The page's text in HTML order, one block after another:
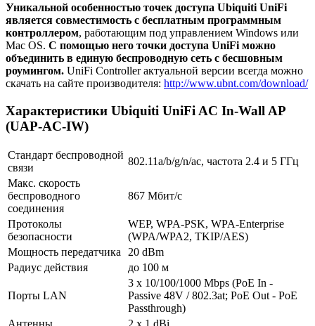
Уникальной особенностью точек доступа Ubiquiti UniFi
является совместимость с бесплатным программным
контроллером, работающим под управлением Windows или
Mac OS. С помощью него точки доступа UniFi можно
объединить в единую беспроводную сеть с бесшовным
роумингом. UniFi Controller актуальной версии всегда можно
скачать на сайте производителя: http://www.ubnt.com/download/
Характеристики Ubiquiti UniFi AC In-Wall AP
(UAP-AC-IW)
Стандарт беспроводной
связи
802.11a/b/g/n/ac, частота 2.4 и 5 ГГц
Макс. скорость
беспроводного
соединения
867 Мбит/с
Протоколы
безопасности
WEP, WPA-PSK, WPA-Enterprise
(WPA/WPA2, TKIP/AES)
Мощность передатчика
20 dBm
Радиус действия
до 100 м
Порты LAN
3 x 10/100/1000 Mbps (PoE In -
Passive 48V / 802.3at; PoE Out - PoE
Passthrough)